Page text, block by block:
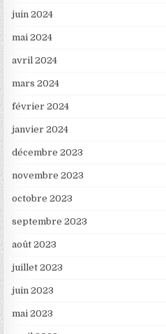
juin 2024
mai 2024
avril 2024
mars 2024
février 2024
janvier 2024
décembre 2023
novembre 2023
octobre 2023
septembre 2023
août 2023
juillet 2023
juin 2023
mai 2023